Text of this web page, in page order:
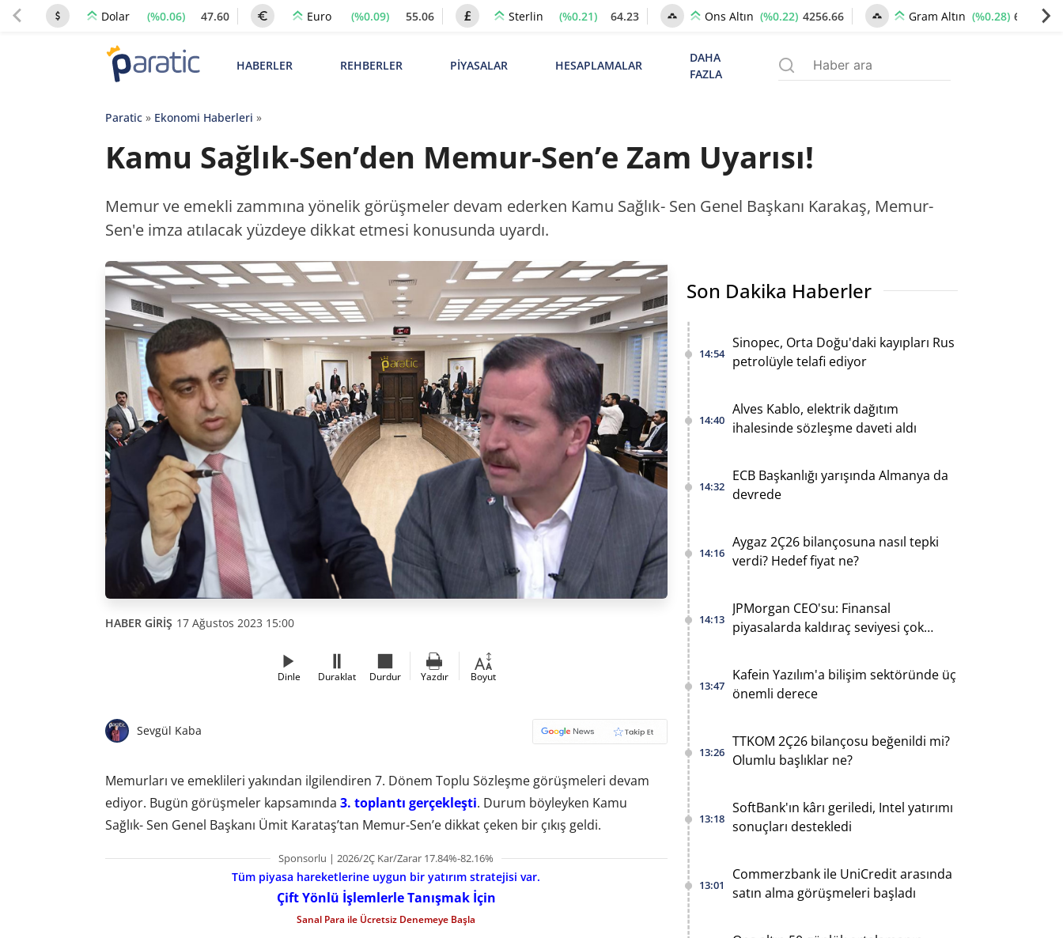
Dolar (%0.06) 47.60 Euro (%0.09) 55.06 Sterlin (%0.21) 64.23 Ons Altın (%0.22) 4256.66 Gram Altın (%0.28) 6514.14
HABERLER REHBERLER PİYASALAR HESAPLAMALAR
DAHA
FAZLA
Paratic» Ekonomi Haberleri »
Kamu Sağlık-Sen’den Memur-Sen’e Zam Uyarısı!
Memur ve emekli zammına yönelik görüşmeler devam ederken Kamu Sağlık- Sen Genel Başkanı Karakaş, Memur-
Sen'e imza atılacak yüzdeye dikkat etmesi konusunda uyardı.
HABER GİRİŞ 17 Ağustos 2023 15:00
Dinle Duraklat Durdur Yazdır Boyut
Sevgül Kaba
Memurları ve emeklileri yakından ilgilendiren 7. Dönem Toplu Sözleşme görüşmeleri devam
ediyor. Bugün görüşmeler kapsamında 3. toplantı gerçekleşti. Durum böyleyken Kamu
Sağlık- Sen Genel Başkanı Ümit Karataş’tan Memur-Sen’e dikkat çeken bir çıkış geldi.
Sponsorlu | 2026/2Ç Kar/Zarar 17.84%-82.16%
Tüm piyasa hareketlerine uygun bir yatırım stratejisi var.
Çift Yönlü İşlemlerle Tanışmak İçin
Sanal Para ile Ücretsiz Denemeye Başla
Son Dakika Haberler
14:54
Sinopec, Orta Doğu'daki kayıpları Rus
petrolüyle telafi ediyor
14:40
Alves Kablo, elektrik dağıtım
ihalesinde sözleşme daveti aldı
14:32
ECB Başkanlığı yarışında Almanya da
devrede
14:16
Aygaz 2Ç26 bilançosuna nasıl tepki
verdi? Hedef fiyat ne?
14:13
JPMorgan CEO'su: Finansal
piyasalarda kaldıraç seviyesi çok
13:47
Kafein Yazılım'a bilişim sektöründe üç
önemli derece
13:26
TTKOM 2Ç26 bilançosu beğenildi mi?
Olumlu başlıklar ne?
13:18
SoftBank'ın kârı geriledi, Intel yatırımı
sonuçları destekledi
13:01
Commerzbank ile UniCredit arasında
satın alma görüşmeleri başladı